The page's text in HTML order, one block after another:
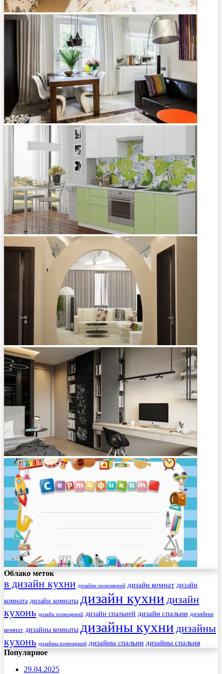
Облако меток
в дизайн кухни дизайне помещений дизайн комнат дизайн
комната дизайн комнаты дизайн кухни дизайн
кухонь дизайн помещений дизайн спальней дизайн спальни дизайны
комнат дизайны комнаты дизайны кухни дизайны
кухонь дизайны помещений дизайны спальни дизайны спальня
Популярное
29.04.2025